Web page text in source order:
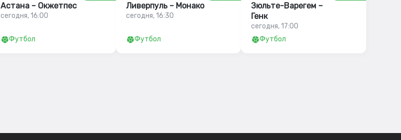
Астана – Окжетпес
сегодня, 16:00
Футбол
Ливерпуль – Монако
сегодня, 16:30
Футбол
Зюльте-Варегем –
Генк
сегодня, 17:00
Футбол